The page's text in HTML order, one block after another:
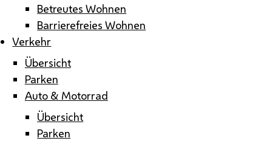
Betreutes Wohnen
Barrierefreies Wohnen
Verkehr
Übersicht
Parken
Auto & Motorrad
Übersicht
Parken